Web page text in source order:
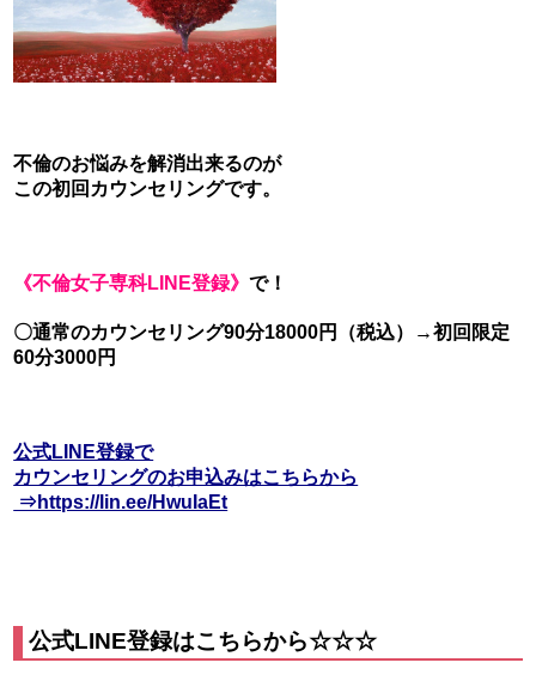
不倫のお悩みを解消出来るのが
この初回カウンセリングです。
《不倫女子専科LINE登録》で！
〇通常のカウンセリング90分18000円（税込）→初回限定
60分3000円
公式LINE登録で
カウンセリングのお申込みはこちらから
⇒https://lin.ee/HwuIaEt
公式LINE登録はこちらから☆☆☆